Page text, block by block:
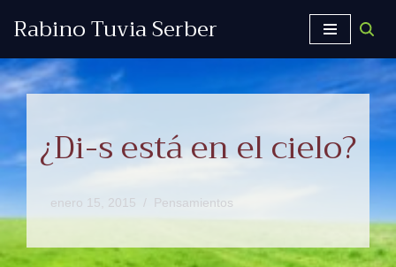
al
contenido
Rabino Tuvia Serber
¿Di-s está en el cielo?
enero 15, 2015 Pensamientos